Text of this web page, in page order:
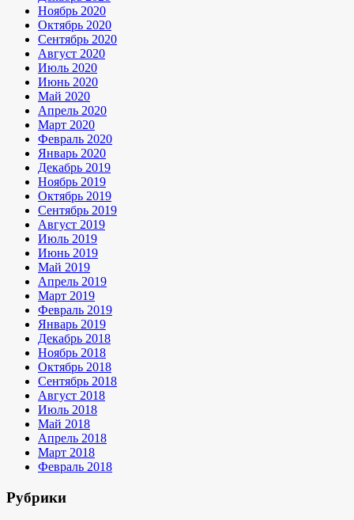
Ноябрь 2020
Октябрь 2020
Сентябрь 2020
Август 2020
Июль 2020
Июнь 2020
Май 2020
Апрель 2020
Март 2020
Февраль 2020
Январь 2020
Декабрь 2019
Ноябрь 2019
Октябрь 2019
Сентябрь 2019
Август 2019
Июль 2019
Июнь 2019
Май 2019
Апрель 2019
Март 2019
Февраль 2019
Январь 2019
Декабрь 2018
Ноябрь 2018
Октябрь 2018
Сентябрь 2018
Август 2018
Июль 2018
Май 2018
Апрель 2018
Март 2018
Февраль 2018
Рубрики